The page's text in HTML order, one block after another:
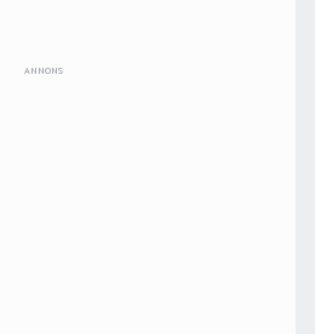
ANNONS